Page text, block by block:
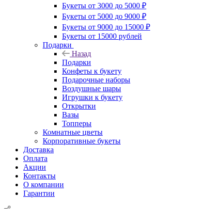
Букеты от 3000 до 5000 ₽
Букеты от 5000 до 9000 ₽
Букеты от 9000 до 15000 ₽
Букеты от 15000 рублей
Подарки
Назад
Подарки
Конфеты к букету
Подарочные наборы
Воздушные шары
Игрушки к букету
Открытки
Вазы
Топперы
Комнатные цветы
Корпоративные букеты
Доставка
Оплата
Акции
Контакты
О компании
Гарантии